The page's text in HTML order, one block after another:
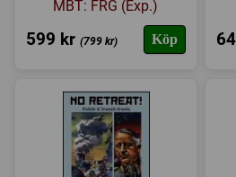
MBT: FRG (Exp.)
599 kr (799 kr) Köp